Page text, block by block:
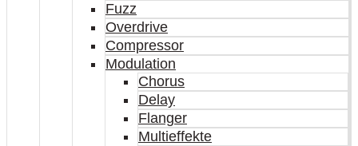
Fuzz
Overdrive
Compressor
Modulation
Chorus
Delay
Flanger
Multieffekte